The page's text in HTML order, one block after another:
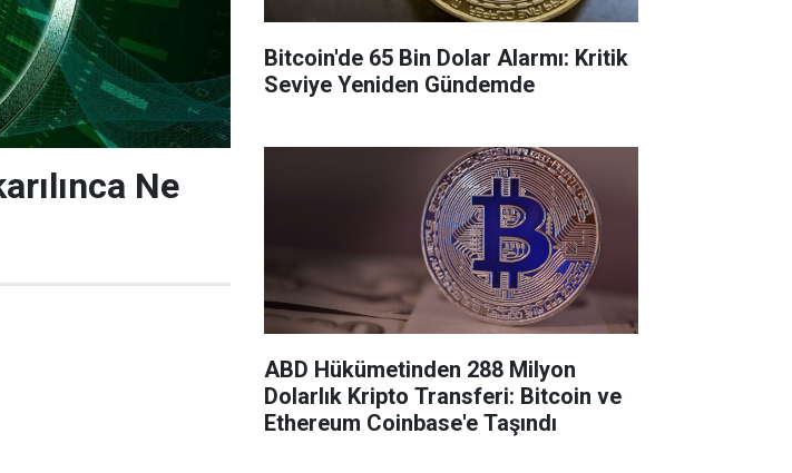
Ne
Bitcoin'de 65 Bin Dolar Alarmı: Kritik
Seviye Yeniden Gündemde
ABD Hükümetinden 288 Milyon
Dolarlık Kripto Transferi: Bitcoin ve
Ethereum Coinbase'e Taşındı